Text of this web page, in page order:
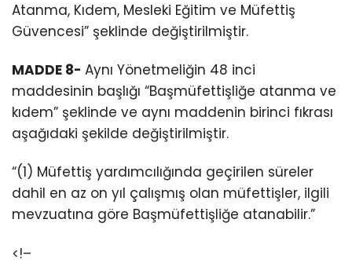
Atanma, Kıdem, Mesleki Eğitim ve Müfettiş
Güvencesi” şeklinde değiştirilmiştir.
MADDE 8- Aynı Yönetmeliğin 48 inci
maddesinin başlığı “Başmüfettişliğe atanma ve
kıdem” şeklinde ve aynı maddenin birinci fıkrası
aşağıdaki şekilde değiştirilmiştir.
“(1) Müfettiş yardımcılığında geçirilen süreler
dahil en az on yıl çalışmış olan müfettişler, ilgili
mevzuatına göre Başmüfettişliğe atanabilir.”
<!–